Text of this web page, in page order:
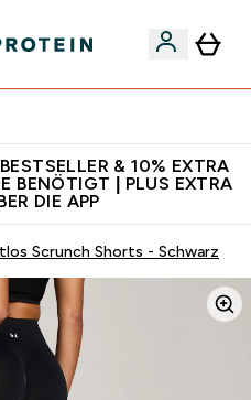
& 10% EXTRA
BENÖTIGT | PLUS EXTRA
DIE APP
Scrunch Shorts - Schwarz